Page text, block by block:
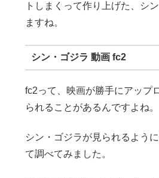
トしまくって作り上げた、シ
ますね。
シン・ゴジラ 動画 fc2
fc2って、映画が勝手にアップ
られることがあるんですよね。
シン・ゴジラが見られるよう
て調べてみました。